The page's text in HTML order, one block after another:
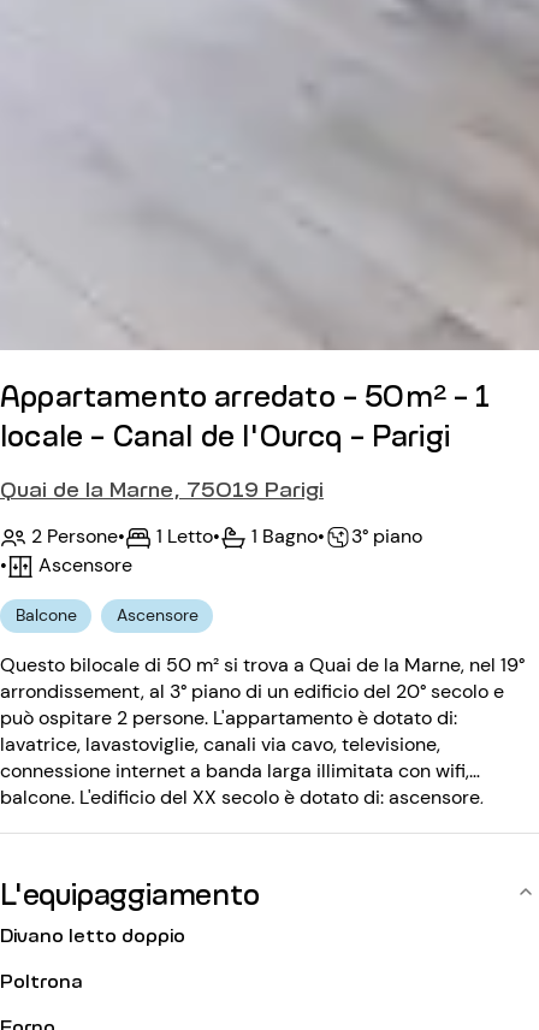
Appartamento arredato - 50m² - 1
locale - Canal de l'Ourcq - Parigi
Quai de la Marne, 75019 Parigi
2 Persone• 1 Letto• 1 Bagno•
3° piano
•
Ascensore
Balcone Ascensore
Questo bilocale di 50 m² si trova a Quai de la Marne, nel 19°
arrondissement, al 3° piano di un edificio del 20° secolo e
può ospitare 2 persone. L'appartamento è dotato di:
lavatrice, lavastoviglie, canali via cavo, televisione,
connessione internet a banda larga illimitata con wifi,
balcone. L'edificio del XX secolo è dotato di: ascensore,
L'equipaggiamento
Divano letto doppio
Poltrona
Forno